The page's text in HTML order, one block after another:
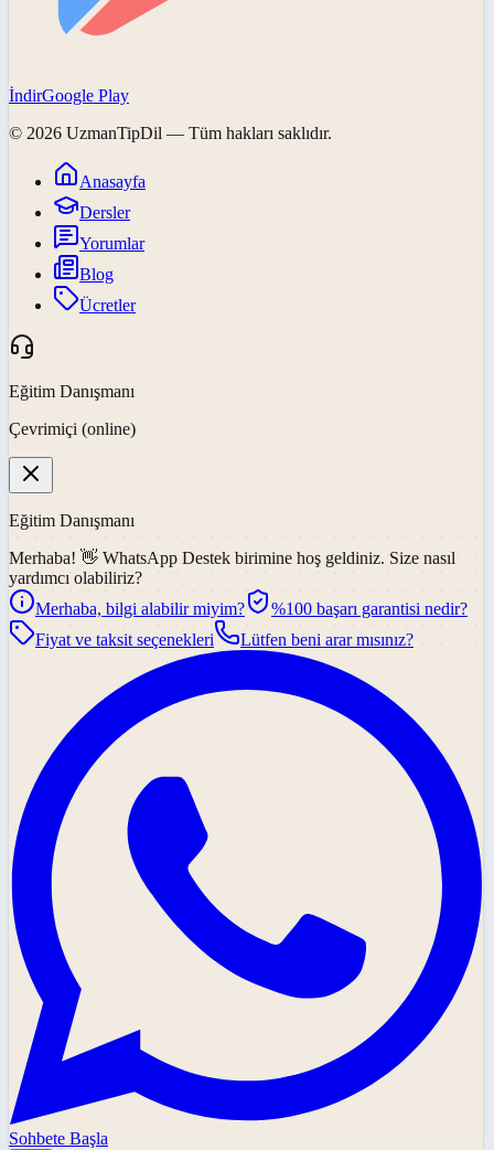
İndirGoogle Play
© 2026 UzmanTipDil — Tüm hakları saklıdır.
Anasayfa
Dersler
Yorumlar
Blog
Ücretler
Eğitim Danışmanı
Çevrimiçi (online)
Eğitim Danışmanı
Merhaba! 👋 WhatsApp Destek birimine hoş geldiniz. Size nasıl
yardımcı olabiliriz?
Merhaba, bilgi alabilir miyim?
%100 başarı garantisi nedir?
Fiyat ve taksit seçenekleri
Lütfen beni arar mısınız?
Sohbete Başla